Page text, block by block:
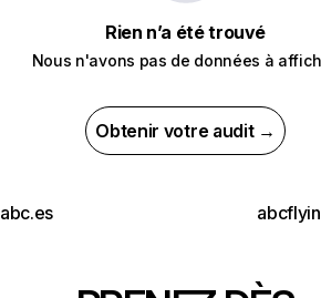
Rien n’a été trouvé
Nous n'avons pas de données à
Obtenir votre audit →
abc.es